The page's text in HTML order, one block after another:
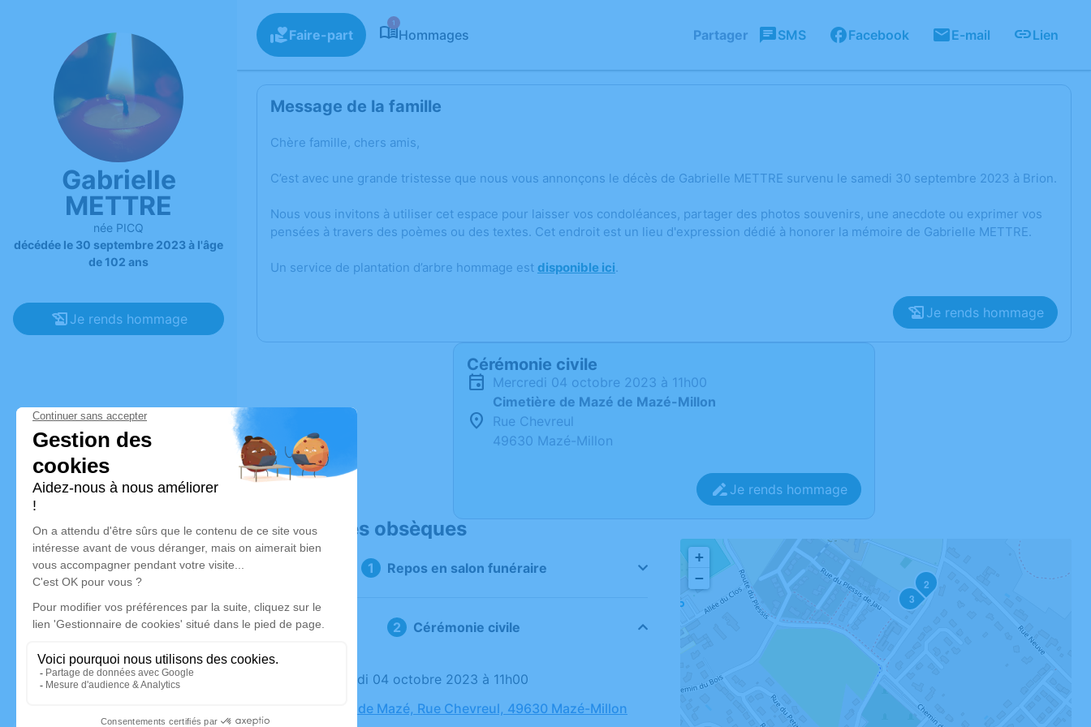
Gabrielle
METTRE
née PICQ
décédée le 30 septembre 2023 à l'âge
de 102 ans
Je rends hommage
Faire-part
1
Hommages Partager SMS Facebook E-mail Lien
Message de la famille
Chère famille, chers amis,
C’est avec une grande tristesse que nous vous annonçons le décès de Gabrielle METTRE survenu le samedi 30 septembre 2023 à Brion.
Nous vous invitons à utiliser cet espace pour laisser vos condoléances, partager des photos souvenirs, une anecdote ou exprimer vos
pensées à travers des poèmes ou des textes. Cet endroit est un lieu d'expression dédié à honorer la mémoire de Gabrielle METTRE.
Un service de plantation d’arbre hommage est disponible ici.
Je rends hommage
Cérémonie civile
mercredi 04 octobre 2023 à 11h00
Cimetière de Mazé de Mazé-Millon
Rue Chevreul
49630 Mazé-Millon
Je rends hommage
Déroulé des obsèques
Repos en salon funéraire
Cérémonie civile
Le mercredi 04 octobre 2023 à 11h00
Cimetière de Mazé, Rue Chevreul, 49630 Mazé-Millon
2
3
+
−